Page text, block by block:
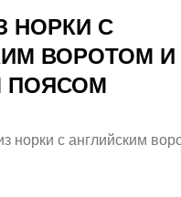
НОРКИ С
ВОРОТОМ И
ПОЯСОМ
норки с английским